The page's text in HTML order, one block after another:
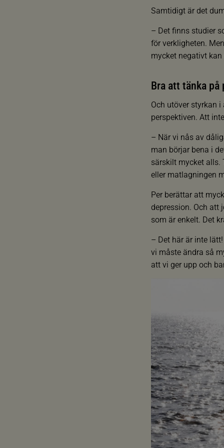
Samtidigt är det
– Det finns studier
för verkligheten.
mycket negativt
Bra att tänka på
Och utöver styrkan
perspektiven. Att
– När vi nås av
man börjar bena i
särskilt mycket alls.
eller matlagningen
Per berättar att
depression. Och att
som är enkelt. Det
– Det här är inte
vi måste ändra så
att vi ger upp och